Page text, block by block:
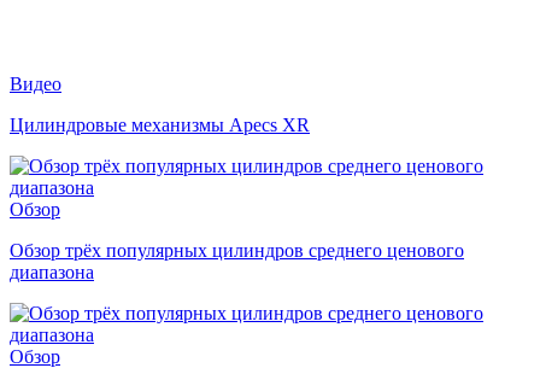
Видео
Цилиндровые механизмы Apecs XR
Обзор
Обзор трёх популярных цилиндров среднего ценового
диапазона
Обзор